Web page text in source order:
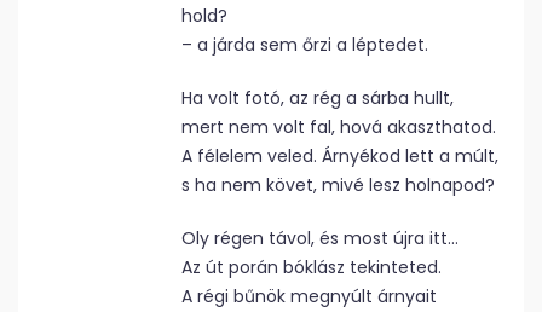
hold?
– a járda sem őrzi a léptedet.
Ha volt fotó, az rég a sárba hullt,
mert nem volt fal, hová akaszthatod.
A félelem veled. Árnyékod lett a múlt,
s ha nem követ, mivé lesz holnapod?
Oly régen távol, és most újra itt…
Az út porán bóklász tekinteted.
A régi bűnök megnyúlt árnyait